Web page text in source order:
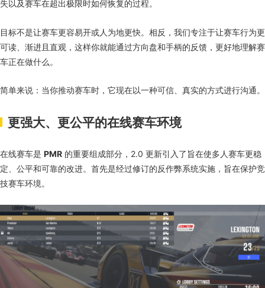
失以及赛车在超出极限时如何恢复的过程。
目标不是让赛车更容易开或人为地更快。相反，我们专注于让赛车行为更
可读、渐进且直观，这样你就能通过方向盘和手柄的反馈，更好地理解赛
车正在做什么。
简单来说：当你推动赛车时，它现在以一种可信、真实的方式进行沟通。
更强大、更公平的在线赛车环境
在线赛车是 PMR 的重要组成部分，2.0 更新引入了旨在使多人赛车更稳
定、公平和可靠的改进。首先是经过修订的反作弊系统实施，旨在保护竞
技赛车环境。